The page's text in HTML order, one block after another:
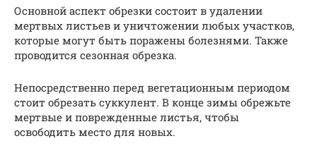
Основной аспект обрезки состоит в удалении
мертвых листьев и уничтожении любых участков,
которые могут быть поражены болезнями. Также
проводится сезонная обрезка.
Непосредственно перед вегетационным периодом
стоит обрезать суккулент. В конце зимы обрежьте
мертвые и поврежденные листья, чтобы
освободить место для новых.